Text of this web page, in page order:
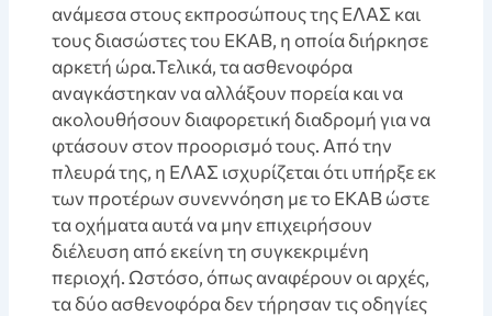
ανάμεσα στους εκπροσώπους της ΕΛΑΣ και
τους διασώστες του ΕΚΑΒ, η οποία διήρκησε
αρκετή ώρα.Τελικά, τα ασθενοφόρα
αναγκάστηκαν να αλλάξουν πορεία και να
ακολουθήσουν διαφορετική διαδρομή για να
φτάσουν στον προορισμό τους. Από την
πλευρά της, η ΕΛΑΣ ισχυρίζεται ότι υπήρξε εκ
των προτέρων συνεννόηση με το ΕΚΑΒ ώστε
τα οχήματα αυτά να μην επιχειρήσουν
διέλευση από εκείνη τη συγκεκριμένη
περιοχή. Ωστόσο, όπως αναφέρουν οι αρχές,
τα δύο ασθενοφόρα δεν τήρησαν τις οδηγίες